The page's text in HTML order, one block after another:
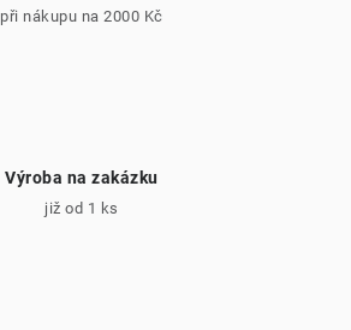
při nákupu na 2000 Kč
Výroba na zakázku
již od 1 ks